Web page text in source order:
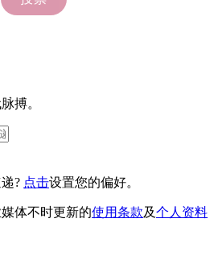
搏。
? 点击设置您的偏好。
体不时更新的使用条款及个人资料